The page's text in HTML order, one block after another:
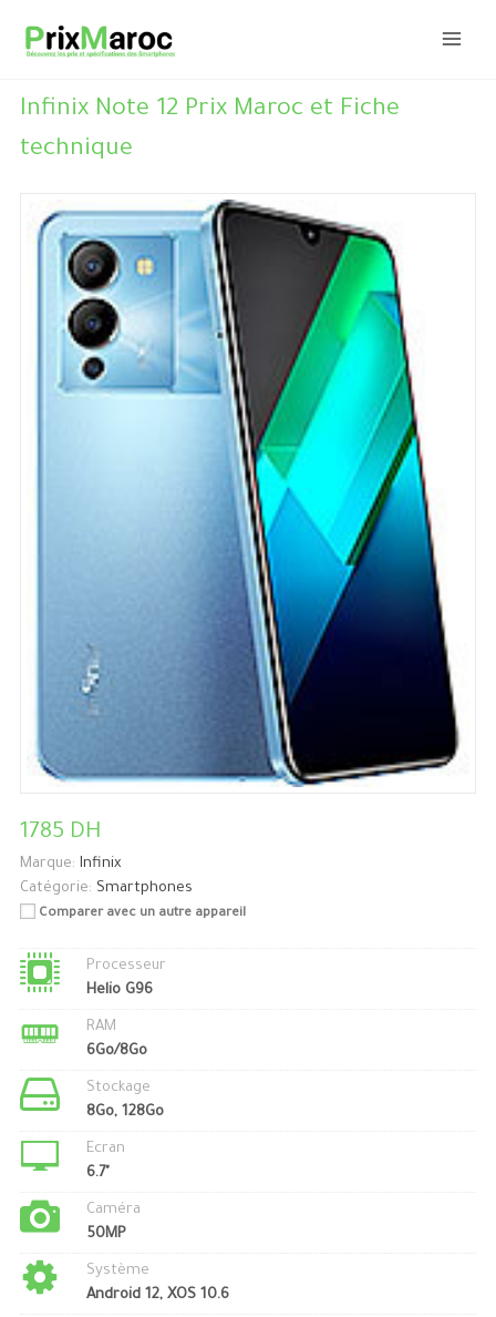
Infinix Note 12 Prix Maroc et Fiche
technique
1785 DH
Marque: Infinix
Catégorie: Smartphones
Comparer avec un autre appareil
Processeur
Helio G96
RAM
6Go/8Go
Stockage
8Go, 128Go
Ecran
6.7"
Caméra
50MP
Système
Android 12, XOS 10.6